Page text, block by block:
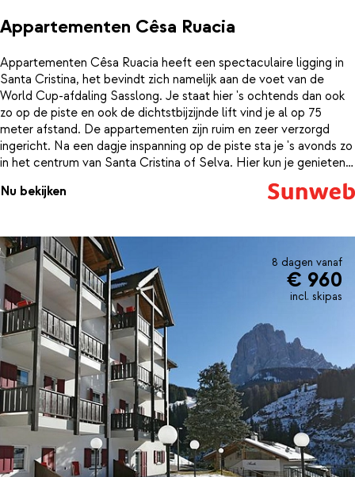
Appartementen Cêsa Ruacia
Appartementen Cêsa Ruacia heeft een spectaculaire ligging in
Santa Cristina, het bevindt zich namelijk aan de voet van de
World Cup-afdaling Sasslong. Je staat hier 's ochtends dan ook
zo op de piste en ook de dichtstbijzijnde lift vind je al op 75
meter afstand. De appartementen zijn ruim en zeer verzorgd
ingericht. Na een dagje inspanning op de piste sta je 's avonds zo
in het centrum van Santa Cristina of Selva. Hier kun je genieten
Nu bekijken
8 dagen vanaf
€ 960
incl. skipas